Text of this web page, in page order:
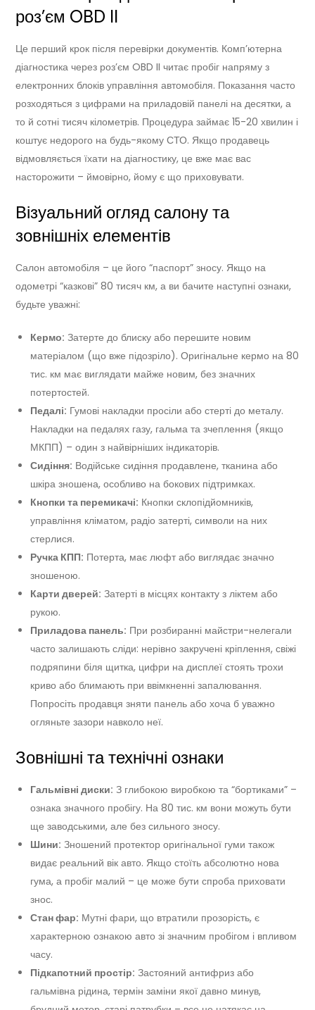
роз’єм OBD II
Це перший крок після перевірки документів. Комп’ютерна
діагностика через роз’єм OBD II читає пробіг напряму з
електронних блоків управління автомобіля. Показання часто
розходяться з цифрами на приладовій панелі на десятки, а
то й сотні тисяч кілометрів. Процедура займає 15-20 хвилин і
коштує недорого на будь-якому СТО. Якщо продавець
відмовляється їхати на діагностику, це вже має вас
насторожити – ймовірно, йому є що приховувати.
Візуальний огляд салону та
зовнішніх елементів
Салон автомобіля – це його “паспорт” зносу. Якщо на
одометрі “казкові” 80 тисяч км, а ви бачите наступні ознаки,
будьте уважні:
Кермо: Затерте до блиску або перешите новим
матеріалом (що вже підозріло). Оригінальне кермо на 80
тис. км має виглядати майже новим, без значних
потертостей.
Педалі: Гумові накладки просіли або стерті до металу.
Накладки на педалях газу, гальма та зчеплення (якщо
МКПП) – один з найвірніших індикаторів.
Сидіння: Водійське сидіння продавлене, тканина або
шкіра зношена, особливо на бокових підтримках.
Кнопки та перемикачі: Кнопки склопідйомників,
управління кліматом, радіо затерті, символи на них
стерлися.
Ручка КПП: Потерта, має люфт або виглядає значно
зношеною.
Карти дверей: Затерті в місцях контакту з ліктем або
рукою.
Приладова панель: При розбиранні майстри-нелегали
часто залишають сліди: нерівно закручені кріплення, свіжі
подряпини біля щитка, цифри на дисплеї стоять трохи
криво або блимають при ввімкненні запалювання.
Попросіть продавця зняти панель або хоча б уважно
огляньте зазори навколо неї.
Зовнішні та технічні ознаки
Гальмівні диски: З глибокою виробкою та “бортиками” –
ознака значного пробігу. На 80 тис. км вони можуть бути
ще заводськими, але без сильного зносу.
Шини: Зношений протектор оригінальної гуми також
видає реальний вік авто. Якщо стоїть абсолютно нова
гума, а пробіг малий – це може бути спроба приховати
знос.
Стан фар: Мутні фари, що втратили прозорість, є
характерною ознакою авто зі значним пробігом і впливом
часу.
Підкапотний простір: Застояний антифриз або
гальмівна рідина, термін заміни якої давно минув,